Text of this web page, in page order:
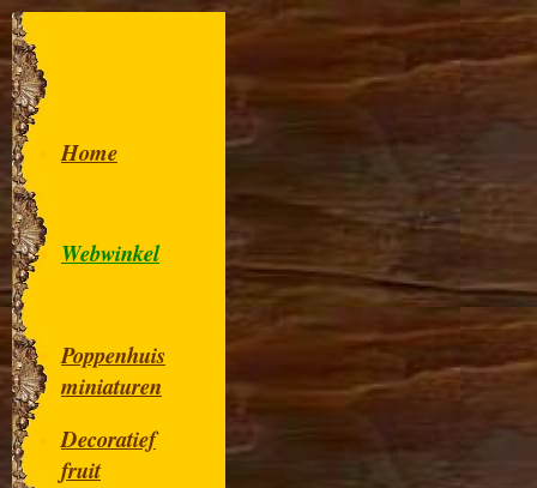
Home
Webwinkel
Poppenhuis
miniaturen
Decoratief
fruit